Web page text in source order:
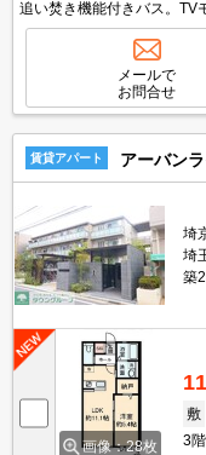
追い焚き機能付きバス。TV
はお問い合わせください。
メールで
お問合せ
賃貸アパート アーバン
埼
埼
築
画像：28枚
敷
3階